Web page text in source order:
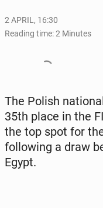
2 APRIL, 16:30
Reading time: 2 Minutes
The Polish
35th place in the
the top spot for
fol­low­ing a draw
Egypt.